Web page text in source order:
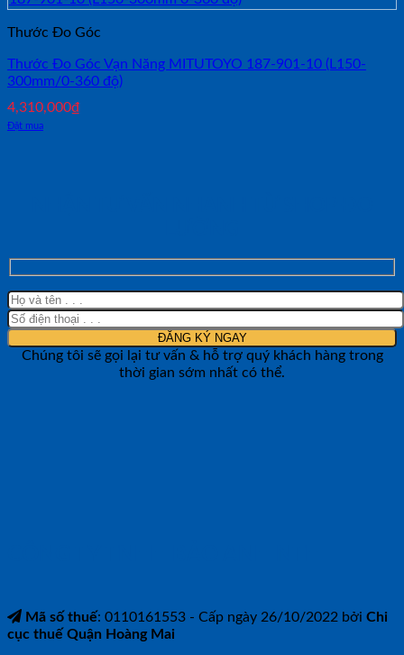
Thước Đo Góc
Thước Đo Góc Vạn Năng MITUTOYO 187-901-10 (L150-
300mm/0-360 độ)
4,310,000₫
Đặt mua
Chúng tôi sẽ gọi lại tư vấn & hỗ trợ quý khách hàng trong
thời gian sớm nhất có thể.
Mã số thuế: 0110161553 - Cấp ngày 26/10/2022 bởi Chi
cục thuế Quận Hoàng Mai